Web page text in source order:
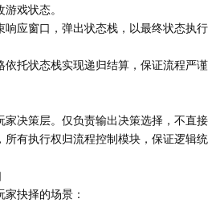
戏状态。
响应窗口，弹出状态栈，以最终状态执行
依托状态栈实现递归结算，保证流程严谨
家决策层。仅负责输出决策选择，不直接
所有执行权归流程控制模块，保证逻辑统
抉择的场景：